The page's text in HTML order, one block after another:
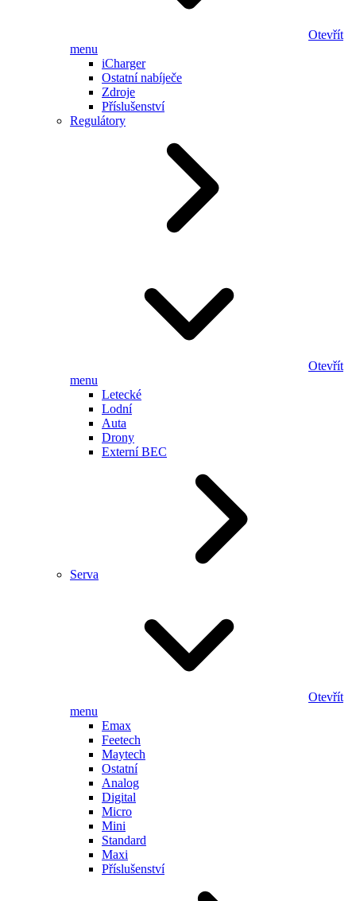
Otevřít
menu
iCharger
Ostatní nabíječe
Zdroje
Příslušenství
Regulátory
Otevřít
menu
Letecké
Lodní
Auta
Drony
Externí BEC
Serva
Otevřít
menu
Emax
Feetech
Maytech
Ostatní
Analog
Digital
Micro
Mini
Standard
Maxi
Příslušenství